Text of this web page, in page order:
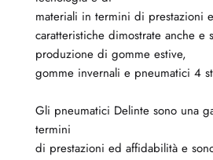
materiali in termini di prestazioni
caratteristiche dimostrate anche e
produzione di gomme estive,
gomme invernali e pneumatici 4
Gli pneumatici Delinte sono una
termini
di prestazioni ed affidabilità e